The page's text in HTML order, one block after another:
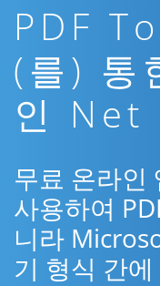
PDF
(를) 통
인 Net
무료 온라인
사용하여
니라
기 형식 간